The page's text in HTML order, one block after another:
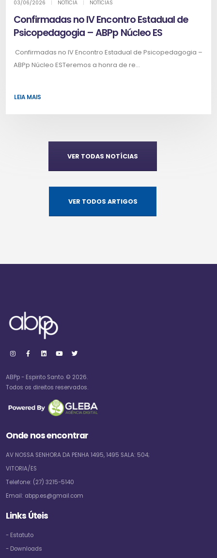
03/06/2026 NOTÍCIA NOTÍCIAS
Confirmadas no IV Encontro Estadual de
Psicopedagogia – ABPp Núcleo ES
Confirmadas no IV Encontro Estadual de Psicopedagogia –
ABPp Núcleo ESTeremos a honra de re...
LEIA MAIS
VER TODAS NOTÍCIAS
VER TODOS ARTIGOS
ABPp - Espirito Santo. © 2026.
Todos os direitos reservados.
Onde nos encontrar
AV NOSSA SENHORA DA PENHA 1495, 1495 SALA: 504;
VITORIA/ES
Telefone: (27) 3215-5140
Email: abpp.es@gmail.com
Links Úteis
- Estatuto
- Downloads